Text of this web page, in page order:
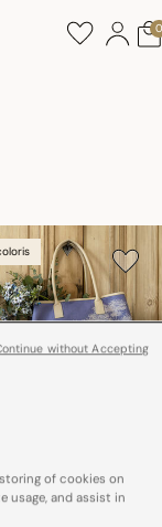
0
Paysage
of cookies on
usage, and assist in
without Accepting